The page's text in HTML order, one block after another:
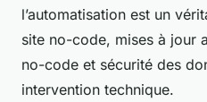
l’automatisation est un
site no-code, mises à jour
no-code et sécurité des
intervention technique.